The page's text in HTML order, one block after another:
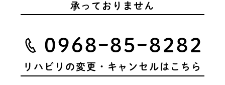
承っておりません
0968ｰ85ｰ8282
リハビリの変更・キャンセルはこちら